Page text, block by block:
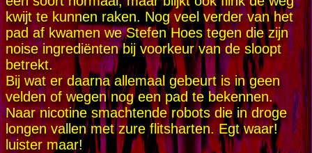
kwijt te kunnen raken. Nog veel verder van het
pad af kwamen we Stefen Hoes tegen die zijn
noise ingrediënten bij voorkeur van de sloopt
betrekt.
Bij wat er daarna allemaal gebeurt is in geen
velden of wegen nog een pad te bekennen.
Naar nicotine smachtende robots die in droge
longen vallen met zure flitsharten. Egt waar!
luister maar!